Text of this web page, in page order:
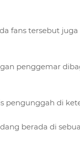
fans tersebut
penggemar
pengunggah di
berada di